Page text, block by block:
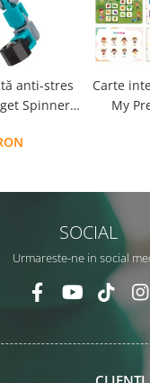
anti-stres
Spinner
Carte
My
SOCIAL
Urmareste-ne in social